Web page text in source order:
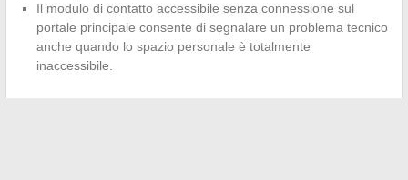
Il modulo di contatto accessibile senza connessione sul
portale principale consente di segnalare un problema tecnico
anche quando lo spazio personale è totalmente
inaccessibile.